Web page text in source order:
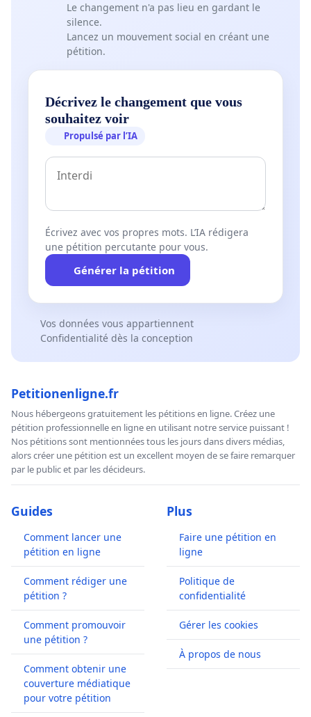
Le changement n'a pas lieu en gardant le
silence.
Lancez un mouvement social en créant une
pétition.
Décrivez le changement que vous
souhaitez voir
Propulsé par l’IA
Écrivez avec vos propres mots. L’IA rédigera
une pétition percutante pour vous.
Générer la pétition
Vos données vous appartiennent
Confidentialité dès la conception
Petitionenligne.fr
Nous hébergeons gratuitement les pétitions en ligne. Créez une
pétition professionnelle en ligne en utilisant notre service puissant !
Nos pétitions sont mentionnées tous les jours dans divers médias,
alors créer une pétition est un excellent moyen de se faire remarquer
par le public et par les décideurs.
Guides
Comment lancer une
pétition en ligne
Comment rédiger une
pétition ?
Comment promouvoir
une pétition ?
Comment obtenir une
couverture médiatique
pour votre pétition
Plus
Faire une pétition en
ligne
Politique de
confidentialité
Gérer les cookies
À propos de nous